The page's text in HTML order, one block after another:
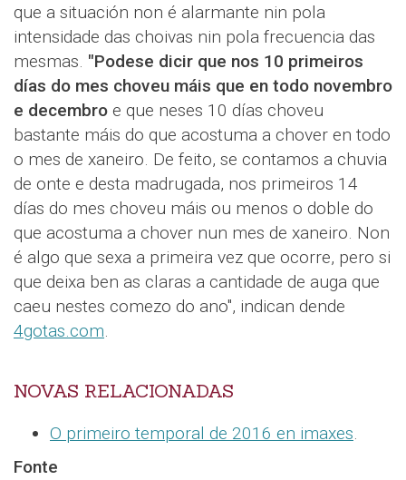
que a situación non é alarmante nin pola
intensidade das choivas nin pola frecuencia das
mesmas. "Podese dicir que nos 10 primeiros
días do mes choveu máis que en todo novembro
e decembro e que neses 10 días choveu
bastante máis do que acostuma a chover en todo
o mes de xaneiro. De feito, se contamos a chuvia
de onte e desta madrugada, nos primeiros 14
días do mes choveu máis ou menos o doble do
que acostuma a chover nun mes de xaneiro. Non
é algo que sexa a primeira vez que ocorre, pero si
que deixa ben as claras a cantidade de auga que
caeu nestes comezo do ano", indican dende
4gotas.com.
NOVAS RELACIONADAS
O primeiro temporal de 2016 en imaxes.
Fonte